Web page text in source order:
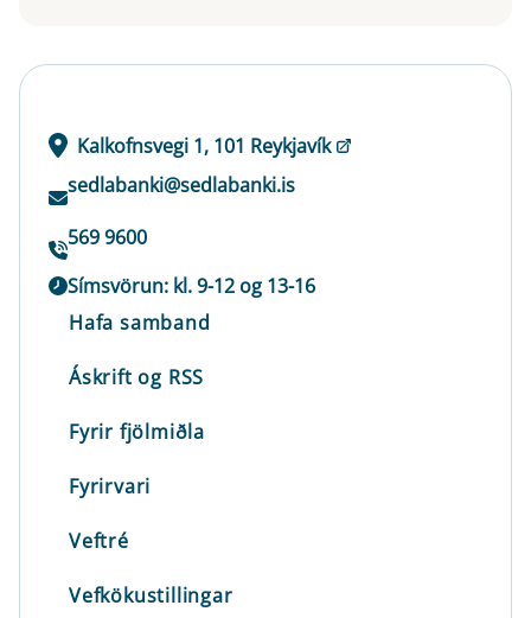
Kalkofnsvegi 1, 101 Reykjavík
sedlabanki@sedlabanki.is
569 9600
Símsvörun: kl. 9-12 og 13-16
Hafa samband
Áskrift og RSS
Fyrir fjölmiðla
Fyrirvari
Veftré
Vefkökustillingar